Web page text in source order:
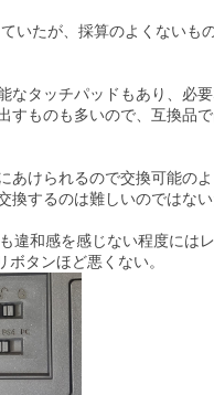
いたが、採算のよくないも
なタッチパッドもあり、必
すものも多いので、互換品
けられるので交換可能のよ
換するのは難しいのではな
違和感を感じない程度には
タンほど悪くない。